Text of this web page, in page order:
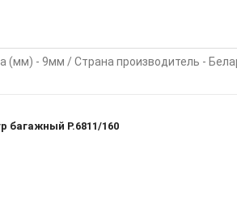
(мм) - 9мм / Страна производитель -